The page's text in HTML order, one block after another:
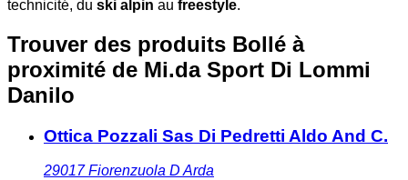
technicité, du ski alpin au freestyle.
Trouver des produits Bollé à
proximité de Mi.da Sport Di Lommi
Danilo
Ottica Pozzali Sas Di Pedretti Aldo And C.
29017 Fiorenzuola D Arda